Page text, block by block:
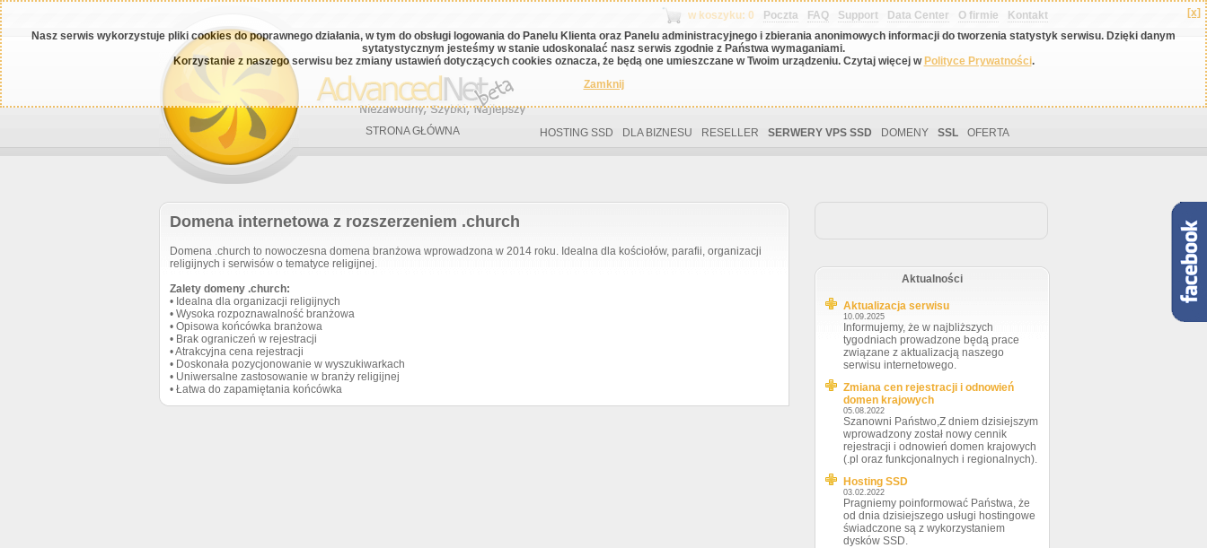
[x]
Nasz serwis wykorzystuje pliki cookies do poprawnego działania, w tym do obsługi logowania do Panelu Klienta oraz Panelu administracyjnego i zbierania anonimowych informacji do tworzenia statystyk serwisu. Dzięki danym
sytatystycznym jesteśmy w stanie udoskonalać nasz serwis zgodnie z Państwa wymaganiami.
Korzystanie z naszego serwisu bez zmiany ustawień dotyczących cookies oznacza, że będą one umieszczane w Twoim urządzeniu. Czytaj więcej w Polityce Prywatności.
Zamknij
w koszyku: 0 Poczta FAQ Support Data Center O firmie Kontakt
STRONA GŁÓWNA HOSTING SSD DLA BIZNESU RESELLER SERWERY VPS SSD DOMENY SSL OFERTA
Aktualności
Aktualizacja serwisu
10.09.2025
Informujemy, że w najbliższych
tygodniach prowadzone będą prace
związane z aktualizacją naszego
serwisu internetowego.
Zmiana cen rejestracji i odnowień
domen krajowych
05.08.2022
Szanowni Państwo,Z dniem dzisiejszym
wprowadzony został nowy cennik
rejestracji i odnowień domen krajowych
(.pl oraz funkcjonalnych i regionalnych).
Hosting SSD
03.02.2022
Pragniemy poinformować Państwa, że
od dnia dzisiejszego usługi hostingowe
świadczone są z wykorzystaniem
dysków SSD.
Domena internetowa z rozszerzeniem .church
Domena .church to nowoczesna domena branżowa wprowadzona w 2014 roku. Idealna dla kościołów, parafii, organizacji
religijnych i serwisów o tematyce religijnej.
Zalety domeny .church:
• Idealna dla organizacji religijnych
• Wysoka rozpoznawalność branżowa
• Opisowa końcówka branżowa
• Brak ograniczeń w rejestracji
• Atrakcyjna cena rejestracji
• Doskonała pozycjonowanie w wyszukiwarkach
• Uniwersalne zastosowanie w branży religijnej
• Łatwa do zapamiętania końcówka